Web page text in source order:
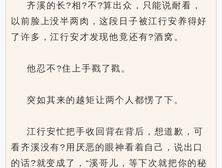
齐溪的长?相?不?算出众，只能说耐看，
以前脸上没半两肉，这段日子被江行安养得好
了许多，江行安才发现他竟还有?酒窝。
他忍不?住上手戳了戳。
突如其来的越矩让两个人都愣了下。
江行安忙把手收回背在背后，想道歉，可
看齐溪没有?用厌恶的眼神看着自己，说出口
的话?就变成了，“溪哥儿，等下次就把你的秘